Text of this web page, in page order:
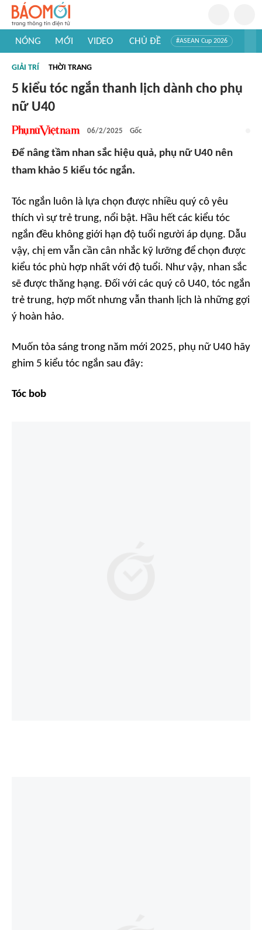
NÓNG MỚI VIDEO CHỦ ĐỀ #ASEAN Cup 2026
#Khám phá thế giới
GIẢI TRÍ THỜI TRANG
5 kiểu tóc ngắn thanh lịch dành cho phụ
nữ U40
06/2/2025 Gốc
Để nâng tầm nhan sắc hiệu quả, phụ nữ U40 nên
tham khảo 5 kiểu tóc ngắn.
Tóc ngắn luôn là lựa chọn được nhiều quý cô yêu
thích vì sự trẻ trung, nổi bật. Hầu hết các kiểu tóc
ngắn đều không giới hạn độ tuổi người áp dụng. Dẫu
vậy, chị em vẫn cần cân nhắc kỹ lưỡng để chọn được
kiểu tóc phù hợp nhất với độ tuổi. Như vậy, nhan sắc
sẽ được thăng hạng. Đối với các quý cô U40, tóc ngắn
trẻ trung, hợp mốt nhưng vẫn thanh lịch là những gợi
ý hoàn hảo.
Muốn tỏa sáng trong năm mới 2025, phụ nữ U40 hãy
ghim 5 kiểu tóc ngắn sau đây:
Tóc bob